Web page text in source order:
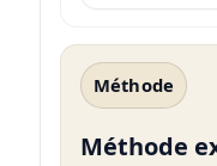
Méthode
Méthode